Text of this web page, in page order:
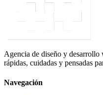
Agencia de diseño y desarrollo
rápidas, cuidadas y pensadas
Navegación